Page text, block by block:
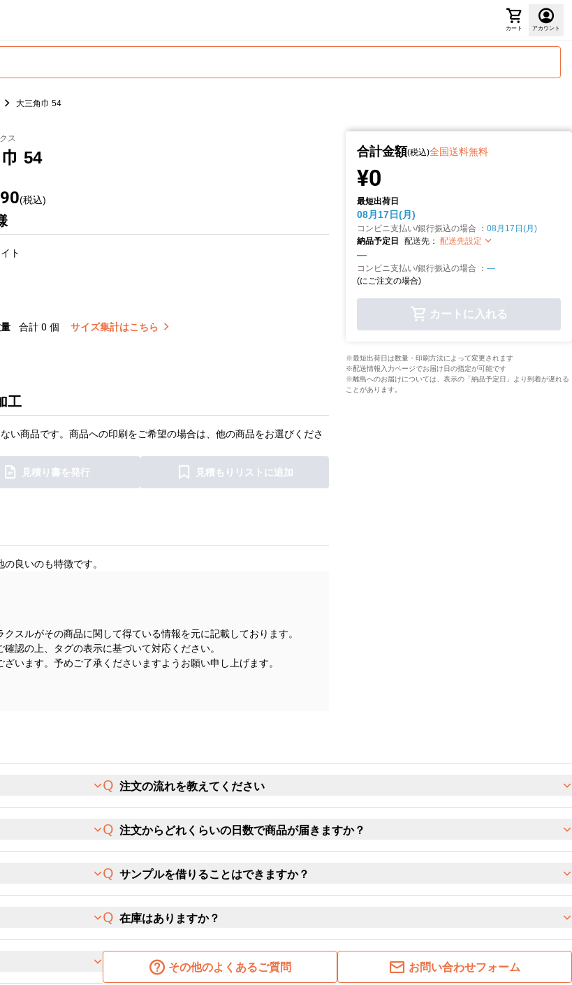
カート アカウント
大三角巾 54
ス
54
(税込)
ト
合計 0 個 サイズ集計はこちら
工
い商品です。商品への印刷をご希望の場合は、他の商品をお選びくださ
見積り書を発行 見積もりリストに追加
合計金額(税込)全国送料無料
¥0
最短出荷日
08月17日(月)
コンビニ支払い/銀行振込の場合 ： 08月17日(月)
納品予定日
配送先： 配送先設定
—
コンビニ支払い/銀行振込の場合 ： —
(にご注文の場合)
カートに入れる
※最短出荷日は数量・印刷方法によって変更されます
※配送情報入力ページでお届け日の指定が可能です
※離島へのお届けについては、表示の「納品予定日」より到着が遅れる
ことがあります。
良いのも特徴です。
スルがその商品に関して得ている情報を元に記載しております。
認の上、タグの表示に基づいて対応ください。
います。予めご了承くださいますようお願い申し上げます。
注文の流れを教えてください
注文からどれくらいの日数で商品が届きますか？
サンプルを借りることはできますか？
在庫はありますか？
その他のよくあるご質問 お問い合わせフォーム